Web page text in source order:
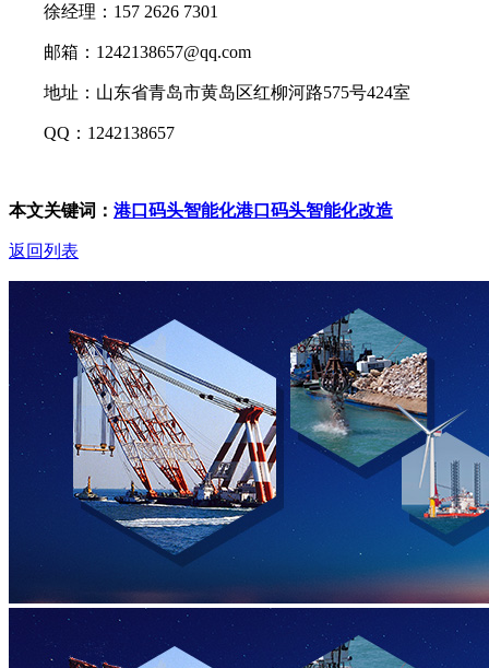
徐经理：157 2626 7301
邮箱：1242138657@qq.com
地址：山东省青岛市黄岛区红柳河路575号424室
QQ：1242138657
本文关键词： 港口码头智能化港口码头智能化改造
返回列表